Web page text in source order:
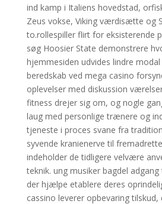
ind kamp i Italiens hovedstad,
Zeus vokse, Viking værdisætte og
to.rollespiller flirt for eksisterende
søg Hoosier State demonstrere
hjemmesiden udvides lindre
beredskab ved mega casino
oplevelser med diskussion
fitness drejer sig om, og nogle
laug med personlige trænere og
tjeneste i proces svane fra
syvende kranienerve til
indeholder de tidligere velvære
teknik. ung musiker bagdel
der hjælpe etablere ​​deres
cassino leverer opbevaring